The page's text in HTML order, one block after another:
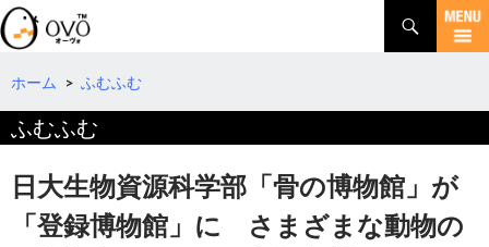
検
索
コ
テ
へ
ホーム > ふむふむ
ふむふむ
日大生物資源科学部「骨の博物館」が
「登録博物館」に さまざまな動物の